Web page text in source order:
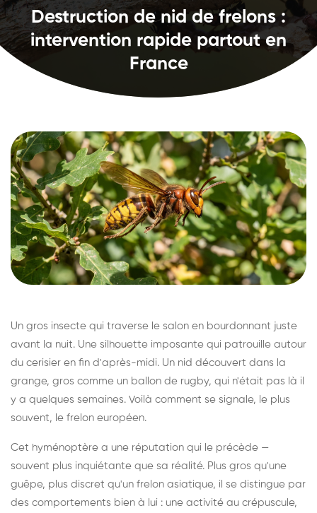
Destruction de nid de frelons :
intervention rapide partout en
France
Un gros insecte qui traverse le salon en bourdonnant juste
avant la nuit. Une silhouette imposante qui patrouille autour
du cerisier en fin d'après-midi. Un nid découvert dans la
grange, gros comme un ballon de rugby, qui n'était pas là il
y a quelques semaines. Voilà comment se signale, le plus
souvent, le frelon européen.
Cet hyménoptère a une réputation qui le précède —
souvent plus inquiétante que sa réalité. Plus gros qu'une
guêpe, plus discret qu'un frelon asiatique, il se distingue par
des comportements bien à lui : une activité au crépuscule,